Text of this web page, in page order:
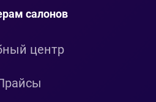
салонов
центр